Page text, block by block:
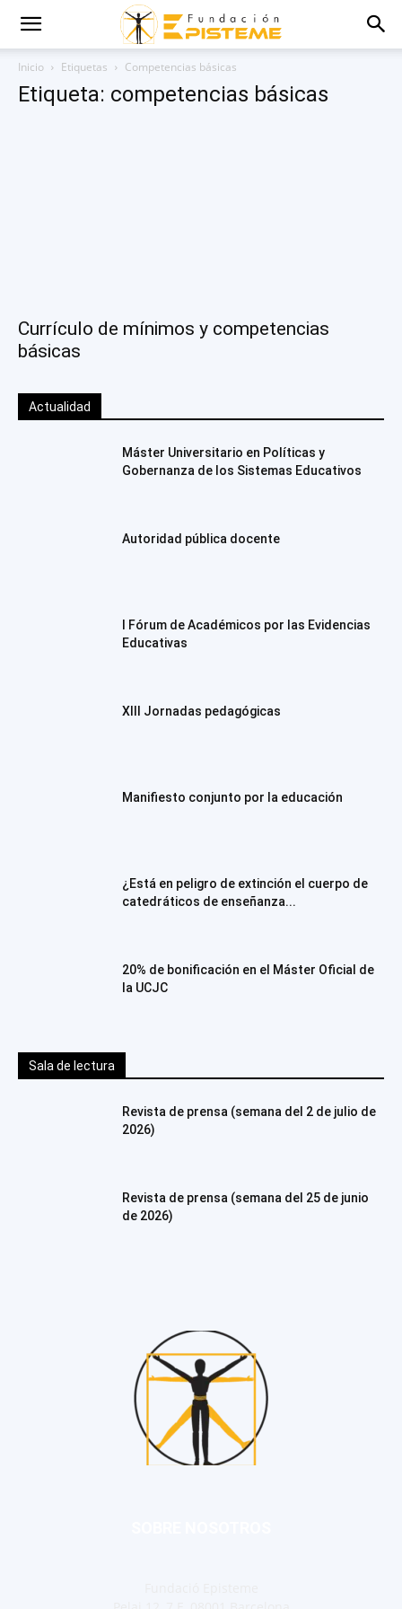
Inicio Etiquetas Competencias básicas
Etiqueta: competencias básicas
Currículo de mínimos y competencias
básicas
Actualidad
Máster Universitario en Políticas y
Gobernanza de los Sistemas Educativos
Autoridad pública docente
I Fórum de Académicos por las Evidencias
Educativas
XIII Jornadas pedagógicas
Manifiesto conjunto por la educación
¿Está en peligro de extinción el cuerpo de
catedráticos de enseñanza...
20% de bonificación en el Máster Oficial de
la UCJC
Sala de lectura
Revista de prensa (semana del 2 de julio de
2026)
Revista de prensa (semana del 25 de junio
de 2026)